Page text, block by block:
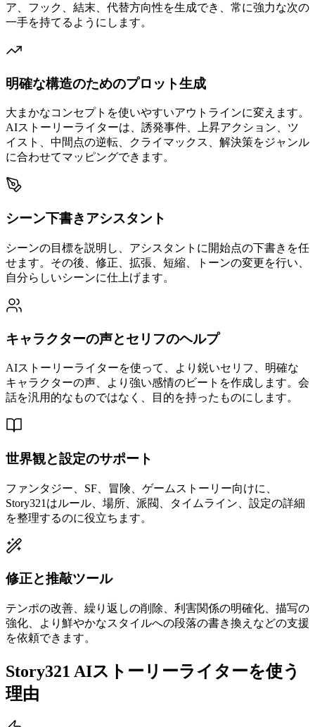
ア、フック、結末、代替方向性を生成でき、常に強力な次の
一手を持てるようにします。
明確な構造のためのプロット生成
大まかなコンセプトを使いやすいアウトラインに変えます。
AIストーリーライターは、誘発事件、上昇アクション、ツ
イスト、中間点の逆転、クライマックス、解決策をジャンル
に合わせてマッピングできます。
シーン下書きアシスタント
シーンの目標を説明し、アシスタントに開始点の下書きを任
せます。その後、修正、拡張、短縮、トーンの変更を行い、
自分らしいシーンに仕上げます。
キャラクターの声とセリフのヘルプ
AIストーリーライターを使って、より鋭いセリフ、明確な
キャラクターの声、より強い感情のビートを作成します。会
話を汎用的なものではなく、目的を持ったものにします。
世界観と設定のサポート
ファンタジー、SF、冒険、ゲームストーリー向けに、
Story321はルール、場所、派閥、タイムライン、設定の詳細
を整理するのに役立ちます。
修正と推敲ツール
テンポの改善、繰り返しの削除、利害関係の明確化、描写の
強化、より鮮やかなスタイルへの段落の書き換えなどの支援
を依頼できます。
Story321 AIストーリーライターを使う
理由